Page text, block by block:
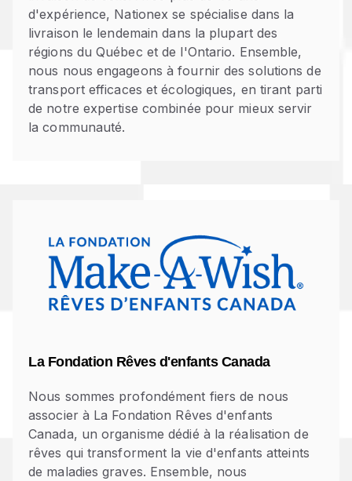
d'expérience, Nationex se spécialise dans la
livraison le lendemain dans la plupart des
régions du Québec et de l'Ontario. Ensemble,
nous nous engageons à fournir des solutions de
transport efficaces et écologiques, en tirant parti
de notre expertise combinée pour mieux servir
la communauté.
La Fondation Rêves d'enfants Canada
Nous sommes profondément fiers de nous
associer à La Fondation Rêves d'enfants
Canada, un organisme dédié à la réalisation de
rêves qui transforment la vie d'enfants atteints
de maladies graves. Ensemble, nous